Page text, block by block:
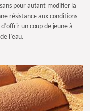
pour autant modifier la
résistance aux conditions
un coup de jeune à
l’eau.